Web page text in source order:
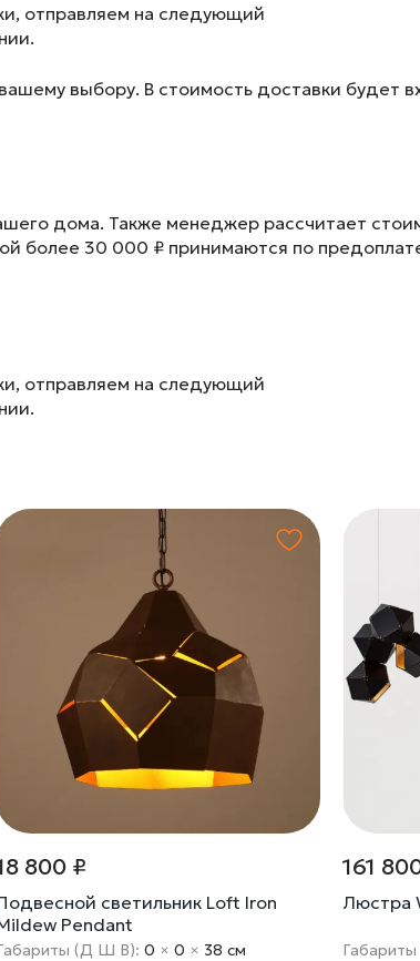
отправляем на следующий
выбору. В стоимость доставки будет
дома. Также менеджер рассчитает
более 30 000 ₽ принимаются по
отправляем на следующий
800 ₽
светильник Loft Iron
Pendant
(Д Ш В):0 ×0 × 38 cм
161
Люстра